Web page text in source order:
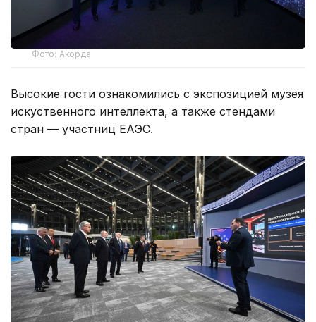
Фото: Акорда
Высокие гости ознакомились с экспозицией музея
искуственного интеллекта, а также стендами
стран — участниц ЕАЭС.